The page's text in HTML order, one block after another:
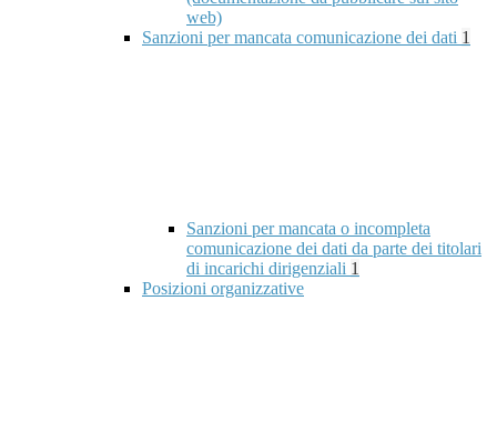
web)
Sanzioni per mancata comunicazione dei dati 1
Sanzioni per mancata o incompleta
comunicazione dei dati da parte dei titolari
di incarichi dirigenziali 1
Posizioni organizzative